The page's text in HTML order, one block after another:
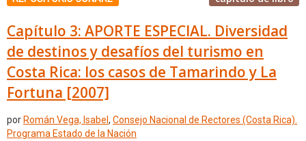
Capítulo 3: APORTE ESPECIAL. Diversidad
de destinos y desafíos del turismo en
Costa Rica: los casos de Tamarindo y La
Fortuna [2007]
por Román Vega, Isabel , Consejo Nacional de Rectores (Costa Rica).
Programa Estado de la Nación